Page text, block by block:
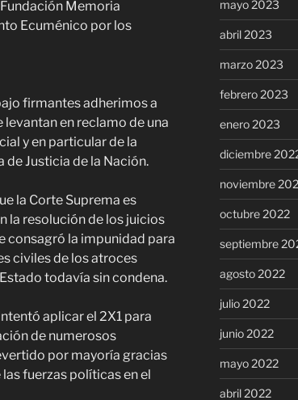
Memoria
Ecuménico por los
firmantes adherimos a
levantan en reclamo de una
y en particular de la
Justicia de la Nación.
la Corte Suprema es
la resolución de los juicios
consagró la impunidad para
civiles de los atroces
todavía sin condena.
aplicar el 2X1 para
de numerosos
por mayoría gracias
fuerzas políticas en el
mayo 2023
abril 2023
marzo 2023
febrero 2023
enero 2023
diciembre
noviembre
octubre 2022
septiembre
agosto 2022
julio 2022
junio 2022
mayo 2022
abril 2022